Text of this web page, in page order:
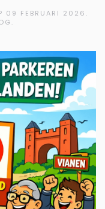
09 FEBRUARI 2026 .